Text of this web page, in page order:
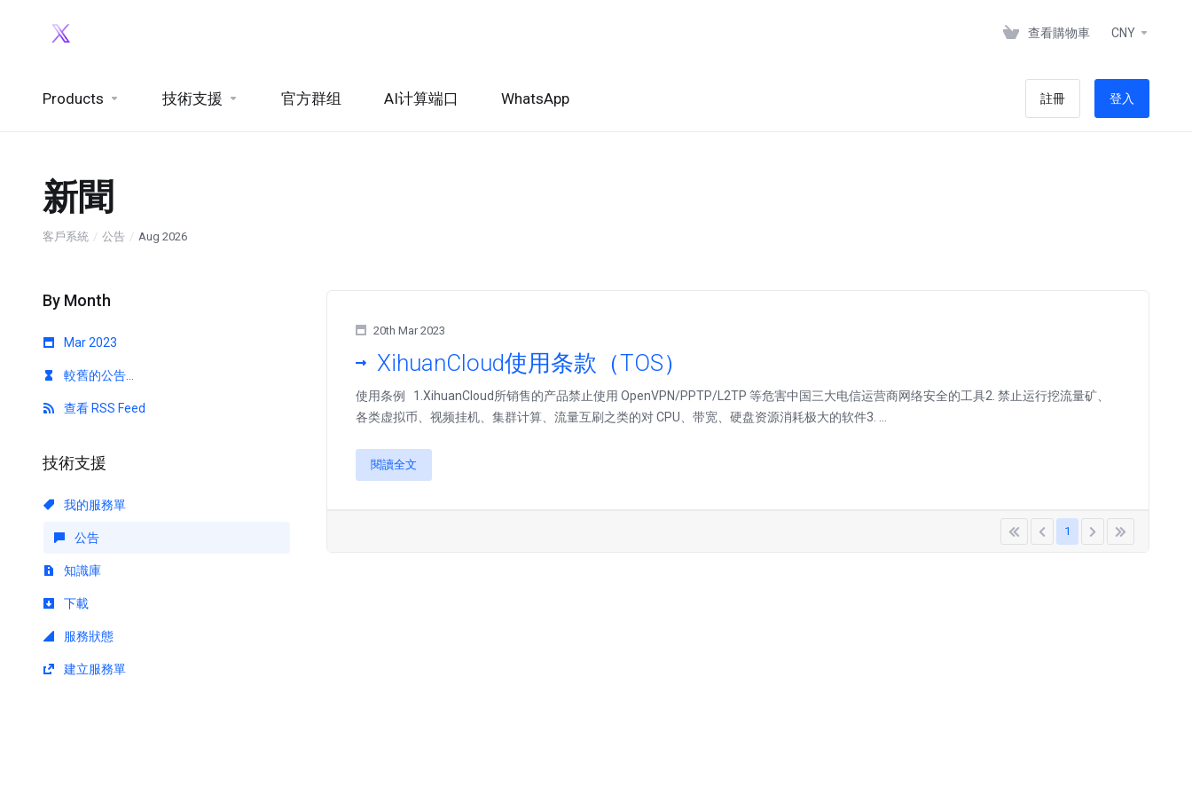
查看購物車 CNY
Products 技術支援 官方群组 AI计算端口 WhatsApp 註冊 登入
新聞
客戶系統 公告 Aug 2026
By Month
Mar 2023
較舊的公告...
查看 RSS Feed
技術支援
我的服務單
公告
知識庫
下載
服務狀態
建立服務單
20th Mar 2023
XihuanCloud使用条款（TOS）
使用条例 1.XihuanCloud所销售的产品禁止使用 OpenVPN/PPTP/L2TP 等危害中国三大电信运营商网络安全的工具2. 禁止运行挖流量矿、
各类虚拟币、视频挂机、集群计算、流量互刷之类的对 CPU、带宽、硬盘资源消耗极大的软件3. ...
閱讀全文
1